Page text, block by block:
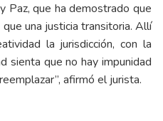
Paz, que ha demostrado que
una justicia transitoria. Allí
la jurisdicción, con la
sienta que no hay impunidad
afirmó el jurista.